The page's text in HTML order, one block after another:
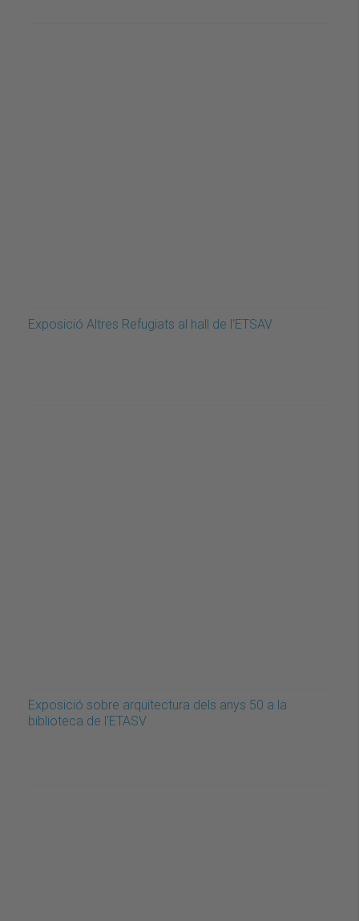
Exposició Altres Refugiats al hall de l'ETSAV
Exposició sobre arquitectura dels anys 50 a la
biblioteca de l'ETASV